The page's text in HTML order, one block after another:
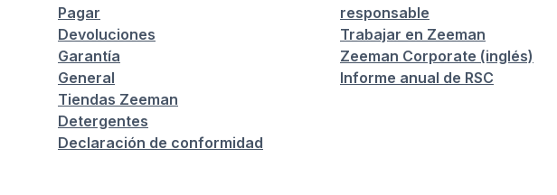
Pagar
Devoluciones
Garantía
General
Tiendas Zeeman
Detergentes
Declaración de conformidad
responsable
Trabajar en Zeeman
Zeeman Corporate (inglés)
Informe anual de RSC